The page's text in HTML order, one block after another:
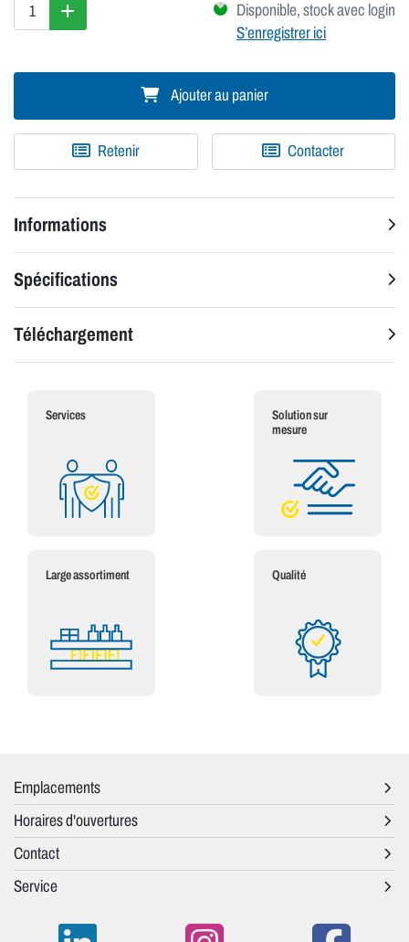
Disponible, stock avec login
S’enregistrer ici
Ajouter au panier
Retenir Contacter
Informations
Spécifications
Téléchargement
Services
Solution sur
mesure
Large assortiment Qualité
Emplacements
Horaires d'ouvertures
Contact
Service